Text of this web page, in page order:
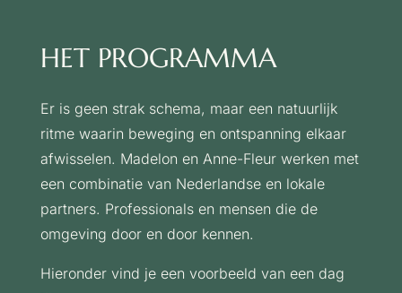
HET PROGRAMMA
Er is geen strak schema, maar een natuurlijk
ritme waarin beweging en ontspanning elkaar
afwisselen. Madelon en Anne-Fleur werken met
een combinatie van Nederlandse en lokale
partners. Professionals en mensen die de
omgeving door en door kennen.
Hieronder vind je een voorbeeld van een dag